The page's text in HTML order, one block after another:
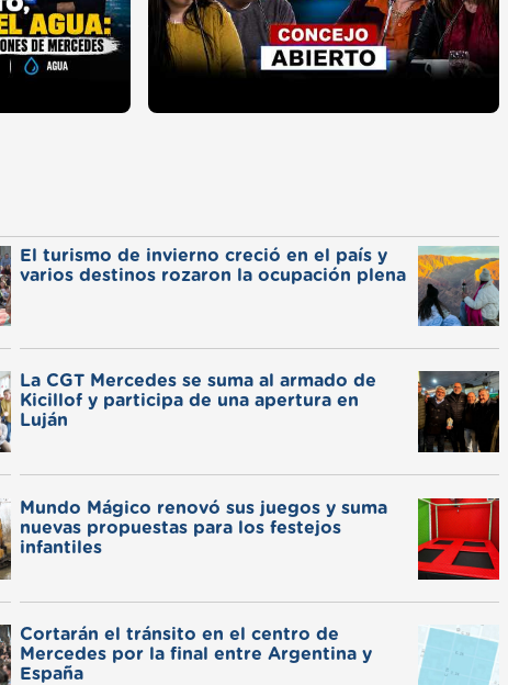
El turismo de invierno creció en el país y
varios destinos rozaron la ocupación plena
La CGT Mercedes se suma al armado de
Kicillof y participa de una apertura en
Luján
Mundo Mágico renovó sus juegos y suma
nuevas propuestas para los festejos
infantiles
Cortarán el tránsito en el centro de
Mercedes por la final entre Argentina y
España